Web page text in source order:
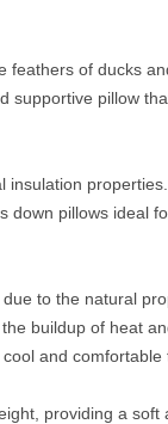
feathers of ducks
supportive pillow
down pillows ideal
to the natural
buildup of heat
and comfortable
providing a soft